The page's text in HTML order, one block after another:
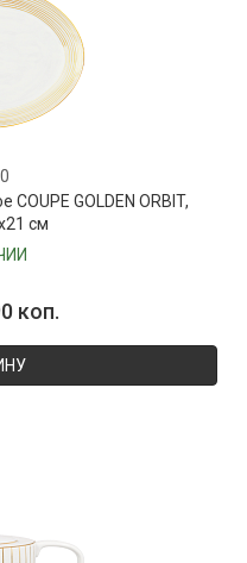
GOLDEN ORBIT,
см
коп.